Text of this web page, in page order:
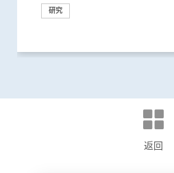
研究
研究
研究
研究
研究
奖项及荣誉
健康推广计划
研究
研究
研究
研究
研究
研究
研究
研究
研究
国际合作
研究
研究
研究
健康推广计划
研究
研究
国际合作
研究
返回